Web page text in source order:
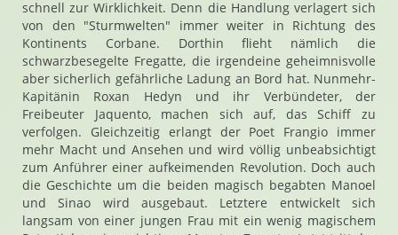
schnell zur Wirklichkeit. Denn die Handlung verlagert sich
von den "Sturmwelten" immer weiter in Richtung des
Kontinents Corbane. Dorthin flieht nämlich die
schwarzbesegelte Fregatte, die irgendeine geheimnisvolle
aber sicherlich gefährliche Ladung an Bord hat. Nunmehr-
Kapitänin Roxan Hedyn und ihr Verbündeter, der
Freibeuter Jaquento, machen sich auf, das Schiff zu
verfolgen. Gleichzeitig erlangt der Poet Frangio immer
mehr Macht und Ansehen und wird völlig unbeabsichtigt
zum Anführer einer aufkeimenden Revolution. Doch auch
die Geschichte um die beiden magisch begabten Manoel
und Sinao wird ausgebaut. Letztere entwickelt sich
langsam von einer jungen Frau mit ein wenig magischem